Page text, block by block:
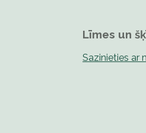
Līmes un
Sazinieties ar